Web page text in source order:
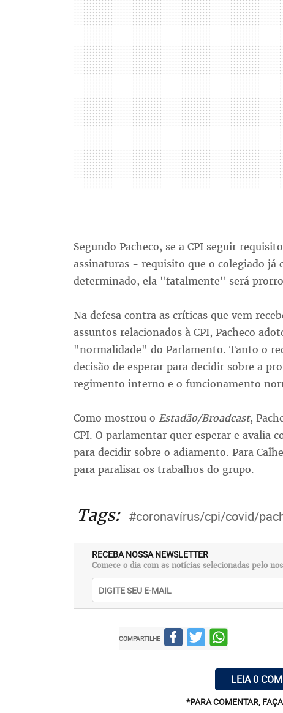
Segundo Pacheco, se a CPI seguir
assinaturas - requisito que o colegiado
determinado, ela "fatalmente" será
Na defesa contra as críticas que vem
assuntos relacionados à CPI, Pacheco
"normalidade" do Parlamento. Tanto o
decisão de esperar para decidir sobre a
regimento interno e o funcionamento
Como mostrou o Estadão/Broadcast,
CPI. O parlamentar quer esperar e avalia
para decidir sobre o adiamento. Para
para paralisar os trabalhos do grupo.
Tags: #coronavírus/cpi/covid/
RECEBA NOSSA NEWSLETTER
Comece o dia com as notícias selecionadas pelo
COMPARTILHE
LEIA 0
*PARA COMENTAR,